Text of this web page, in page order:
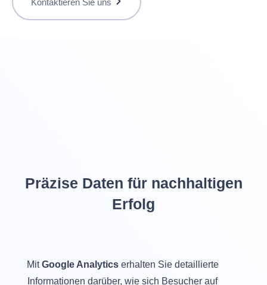
Präzise Daten für nachhaltigen
Erfolg
MitGoogle Analyticserhalten Sie detaillierte
Informationen darüber, wie sich Besucher auf